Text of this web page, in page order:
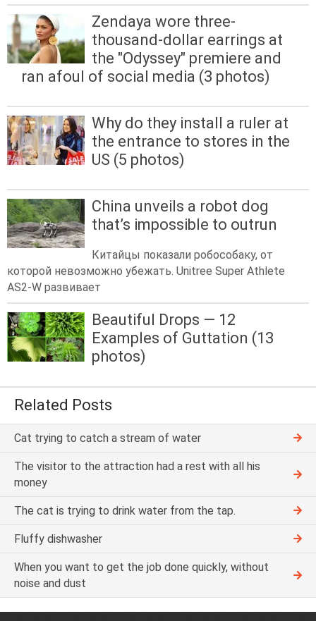
Zendaya wore three-
thousand-dollar earrings at
the "Odyssey" premiere and
ran afoul of social media (3 photos)
Why do they install a ruler at
the entrance to stores in the
US (5 photos)
China unveils a robot dog
that’s impossible to outrun
Китайцы показали робособаку, от
которой невозможно убежать. Unitree Super Athlete
AS2-W развивает
Beautiful Drops — 12
Examples of Guttation (13
photos)
Related Posts
Cat trying to catch a stream of water
The visitor to the attraction had a rest with all his
money
The cat is trying to drink water from the tap.
Fluffy dishwasher
When you want to get the job done quickly, without
noise and dust